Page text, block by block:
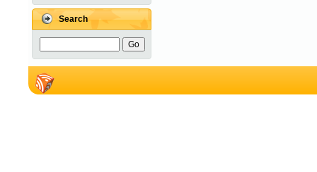
Search